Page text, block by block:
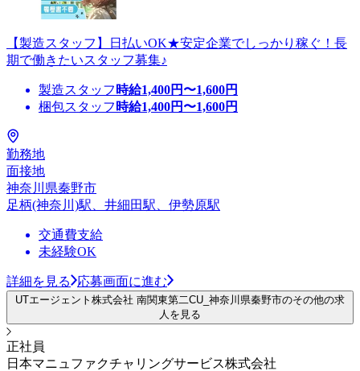
【製造スタッフ】日払いOK★安定企業でしっかり稼ぐ！長
期で働きたいスタッフ募集♪
製造スタッフ 時給1,400円〜1,600円
梱包スタッフ 時給1,400円〜1,600円
勤務地
面接地
神奈川県秦野市
足柄(神奈川)駅、井細田駅、伊勢原駅
交通費支給
未経験OK
詳細を見る 応募画面に進む
UTエージェント株式会社 南関東第二CU_神奈川県秦野市のその他の求
人を見る
正社員
日本マニュファクチャリングサービス株式会社